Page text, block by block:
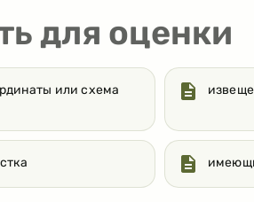
для оценки
или схема